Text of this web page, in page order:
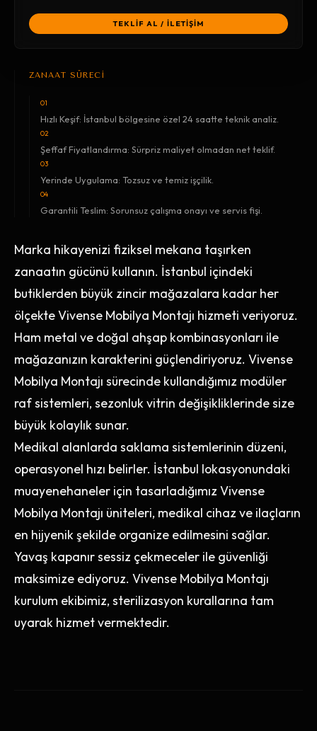
TEKLİF AL / İLETİŞİM
ZANAAT SÜRECİ
01
Hızlı Keşif: İstanbul bölgesine özel 24 saatte teknik analiz.
02
Şeffaf Fiyatlandırma: Sürpriz maliyet olmadan net teklif.
03
Yerinde Uygulama: Tozsuz ve temiz işçilik.
04
Garantili Teslim: Sorunsuz çalışma onayı ve servis fişi.
Marka hikayenizi fiziksel mekana taşırken
zanaatın gücünü kullanın. İstanbul içindeki
butiklerden büyük zincir mağazalara kadar her
ölçekte Vivense Mobilya Montajı hizmeti veriyoruz.
Ham metal ve doğal ahşap kombinasyonları ile
mağazanızın karakterini güçlendiriyoruz. Vivense
Mobilya Montajı sürecinde kullandığımız modüler
raf sistemleri, sezonluk vitrin değişikliklerinde size
büyük kolaylık sunar.
Medikal alanlarda saklama sistemlerinin düzeni,
operasyonel hızı belirler. İstanbul lokasyonundaki
muayenehaneler için tasarladığımız Vivense
Mobilya Montajı üniteleri, medikal cihaz ve ilaçların
en hijyenik şekilde organize edilmesini sağlar.
Yavaş kapanır sessiz çekmeceler ile güvenliği
maksimize ediyoruz. Vivense Mobilya Montajı
kurulum ekibimiz, sterilizasyon kurallarına tam
uyarak hizmet vermektedir.